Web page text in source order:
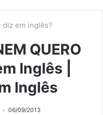
diz em inglês?
QUERO
Inglês |
Inglês
06/09/2013